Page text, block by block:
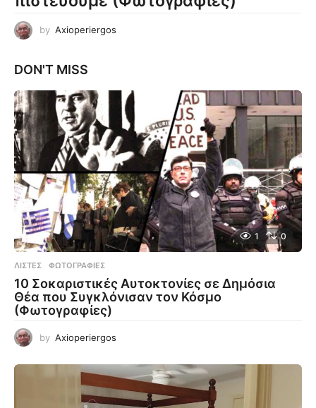
by Axioperiergos
DON'T MISS
1 0
ΛΊΣΤΕΣ ,ΦΩΤΟΓΡΑΦΊΕΣ
10 Σοκαριστικές Αυτοκτονίες σε Δημόσια
Θέα που Συγκλόνισαν τον Κόσμο
(Φωτογραφίες)
by Axioperiergos